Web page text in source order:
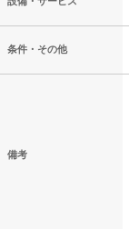
条件・その他
備考